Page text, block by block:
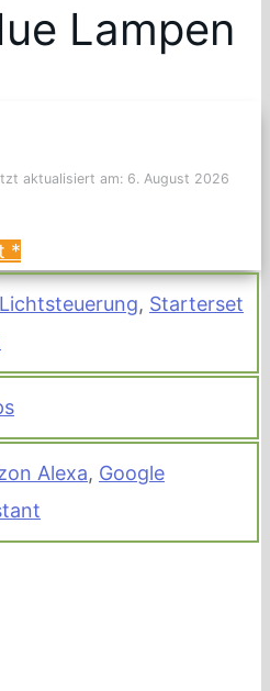
Lampen
aktualisiert am: 6. August 2026
*
Lichtsteuerung, Starterset
Alexa, Google